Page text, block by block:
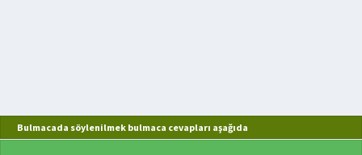
Bulmacada söylenilmek bulmaca cevapları aşağıda